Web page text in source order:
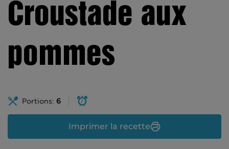
Croustade aux
pommes
Portions: 6
Imprimer la recette